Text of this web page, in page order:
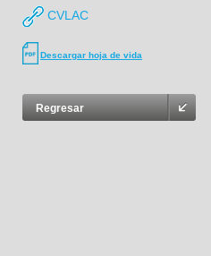
CVLAC
Descargar hoja de vida
Regresar